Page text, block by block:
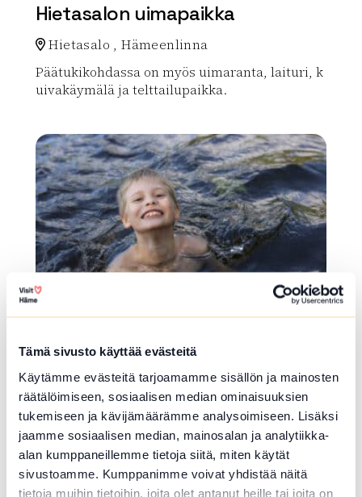
Tämä sivusto käyttää evästeitä
Käytämme evästeitä tarjoamamme sisällön ja mainosten
räätälöimiseen, sosiaalisen median ominaisuuksien
tukemiseen ja kävijämäärämme analysoimiseen. Lisäksi
jaamme sosiaalisen median, mainosalan ja analytiikka-
alan kumppaneillemme tietoja siitä, miten käytät
sivustoamme. Kumppanimme voivat yhdistää näitä
tietoja muihin tietoihin, joita olet antanut heille tai joita on
Hietasalon uimapaikka
Hietasalo , Hämeenlinna
Päätukikohdassa on myös uimaranta, laituri, k
uivakäymälä ja telttailupaikka.
array(0) { }
Rehtijärven uimapaikka
Uimarannantie 64 , Jokioinen
Lue lisää luontokohteesta Rehtijärven uimapaikka
array(0) { }